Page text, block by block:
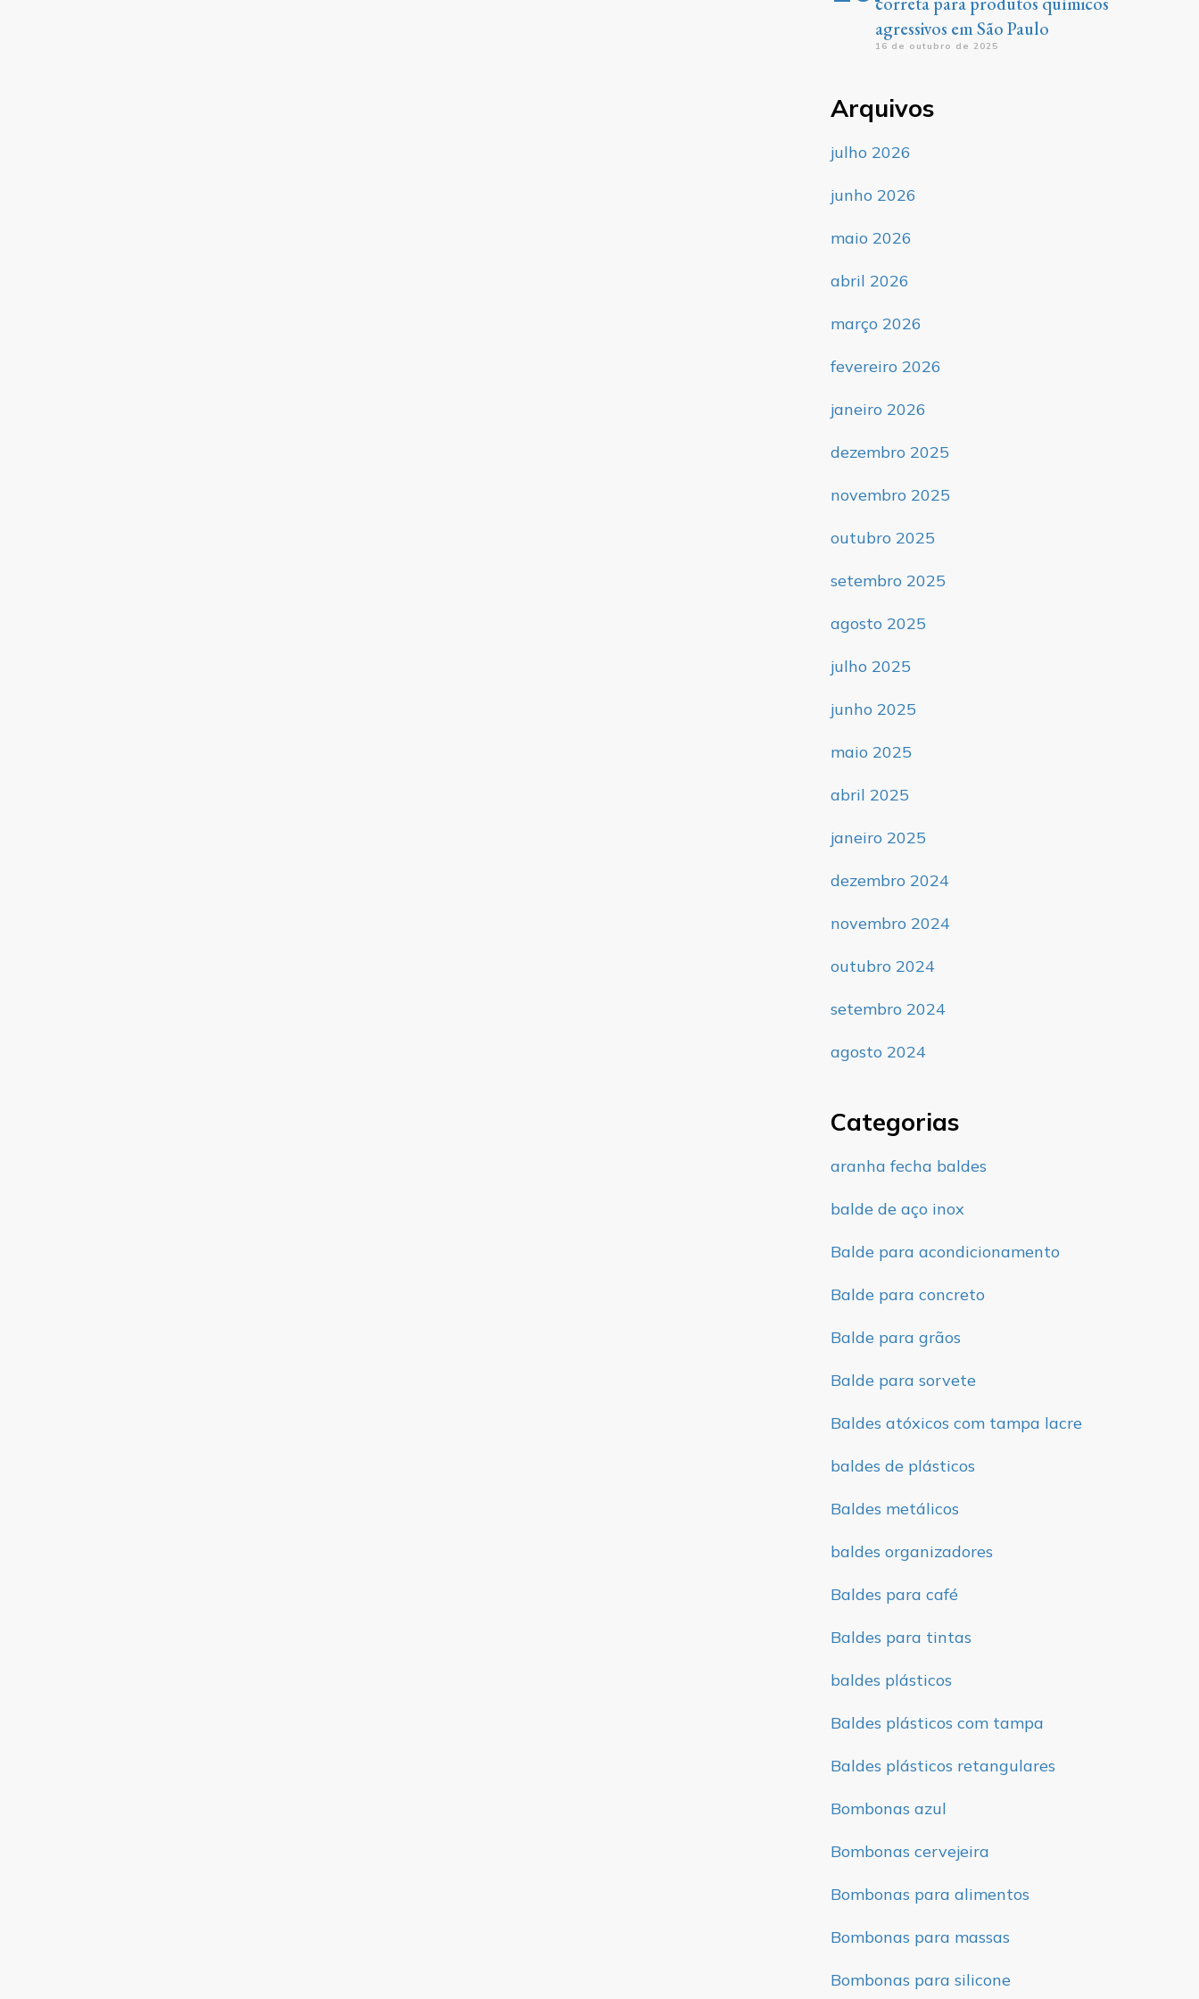
agressivos em São Paulo
16 de outubro de 2025
Arquivos
julho 2026
junho 2026
maio 2026
abril 2026
março 2026
fevereiro 2026
janeiro 2026
dezembro 2025
novembro 2025
outubro 2025
setembro 2025
agosto 2025
julho 2025
junho 2025
maio 2025
abril 2025
janeiro 2025
dezembro 2024
novembro 2024
outubro 2024
setembro 2024
agosto 2024
Categorias
aranha fecha baldes
balde de aço inox
Balde para acondicionamento
Balde para concreto
Balde para grãos
Balde para sorvete
Baldes atóxicos com tampa lacre
baldes de plásticos
Baldes metálicos
baldes organizadores
Baldes para café
Baldes para tintas
baldes plásticos
Baldes plásticos com tampa
Baldes plásticos retangulares
Bombonas azul
Bombonas cervejeira
Bombonas para alimentos
Bombonas para massas
Bombonas para silicone